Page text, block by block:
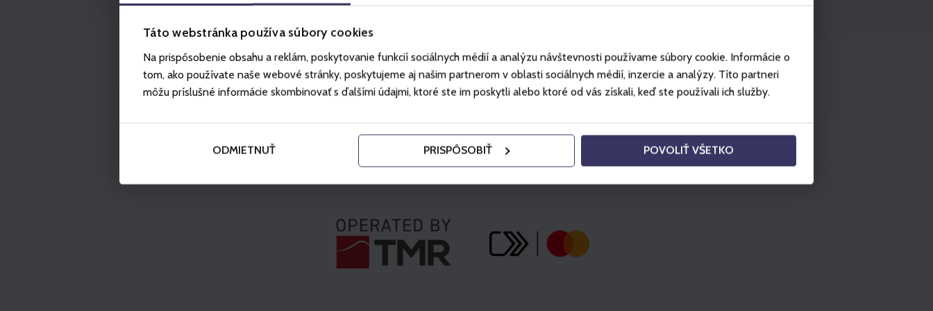
Táto webstránka používa súbory cookies
Na prispôsobenie obsahu a reklám, poskytovanie funkcií sociálnych médií a analýzu návštevnosti používame súbory cookie. Informácie o
tom, ako používate naše webové stránky, poskytujeme aj našim partnerom v oblasti sociálnych médií, inzercie a analýzy. Títo partneri
môžu príslušné informácie skombinovať s ďalšími údajmi, ktoré ste im poskytli alebo ktoré od vás získali, keď ste používali ich služby.
ODMIETNUŤ PRISPÔSOBIŤ POVOLIŤ VŠETKO